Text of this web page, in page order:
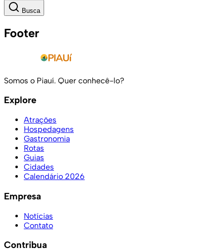
Busca
Footer
Somos o Piauí. Quer conhecê-lo?
Explore
Atrações
Hospedagens
Gastronomia
Rotas
Guias
Cidades
Calendário 2026
Empresa
Notícias
Contato
Contribua